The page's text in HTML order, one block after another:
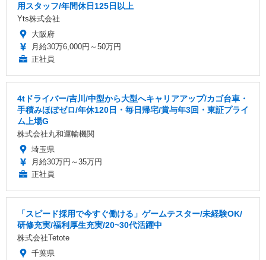
用スタッフ/年間休日125日以上
Yts株式会社
大阪府
月給30万6,000円～50万円
正社員
4tドライバー/吉川/中型から大型へキャリアアップ/カゴ台車・
手積みほぼゼロ/年休120日・毎日帰宅/賞与年3回・東証プライ
ム上場G
株式会社丸和運輸機関
埼玉県
月給30万円～35万円
正社員
「スピード採用で今すぐ働ける」ゲームテスター/未経験OK/
研修充実/福利厚生充実/20~30代活躍中
株式会社Tetote
千葉県